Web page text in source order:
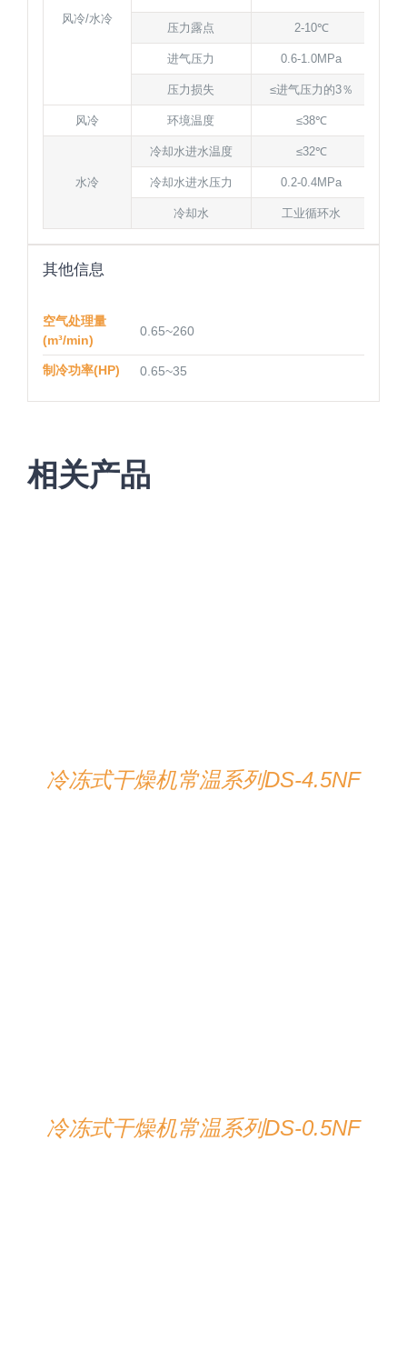
风冷/水冷
压力露点 2-10℃
进气压力 0.6-1.0MPa
压力损失 ≤进气压力的3％
风冷 环境温度 ≤38℃
水冷
冷却水进水温度 ≤32℃
冷却水进水压力 0.2-0.4MPa
冷却水 工业循环水
其他信息
空气处理量
(m³/min)
0.65~260
制冷功率(HP) 0.65~35
相关产品
冷冻式干燥机常温系列DS-4.5NF
冷冻式干燥机常温系列DS-0.5NF